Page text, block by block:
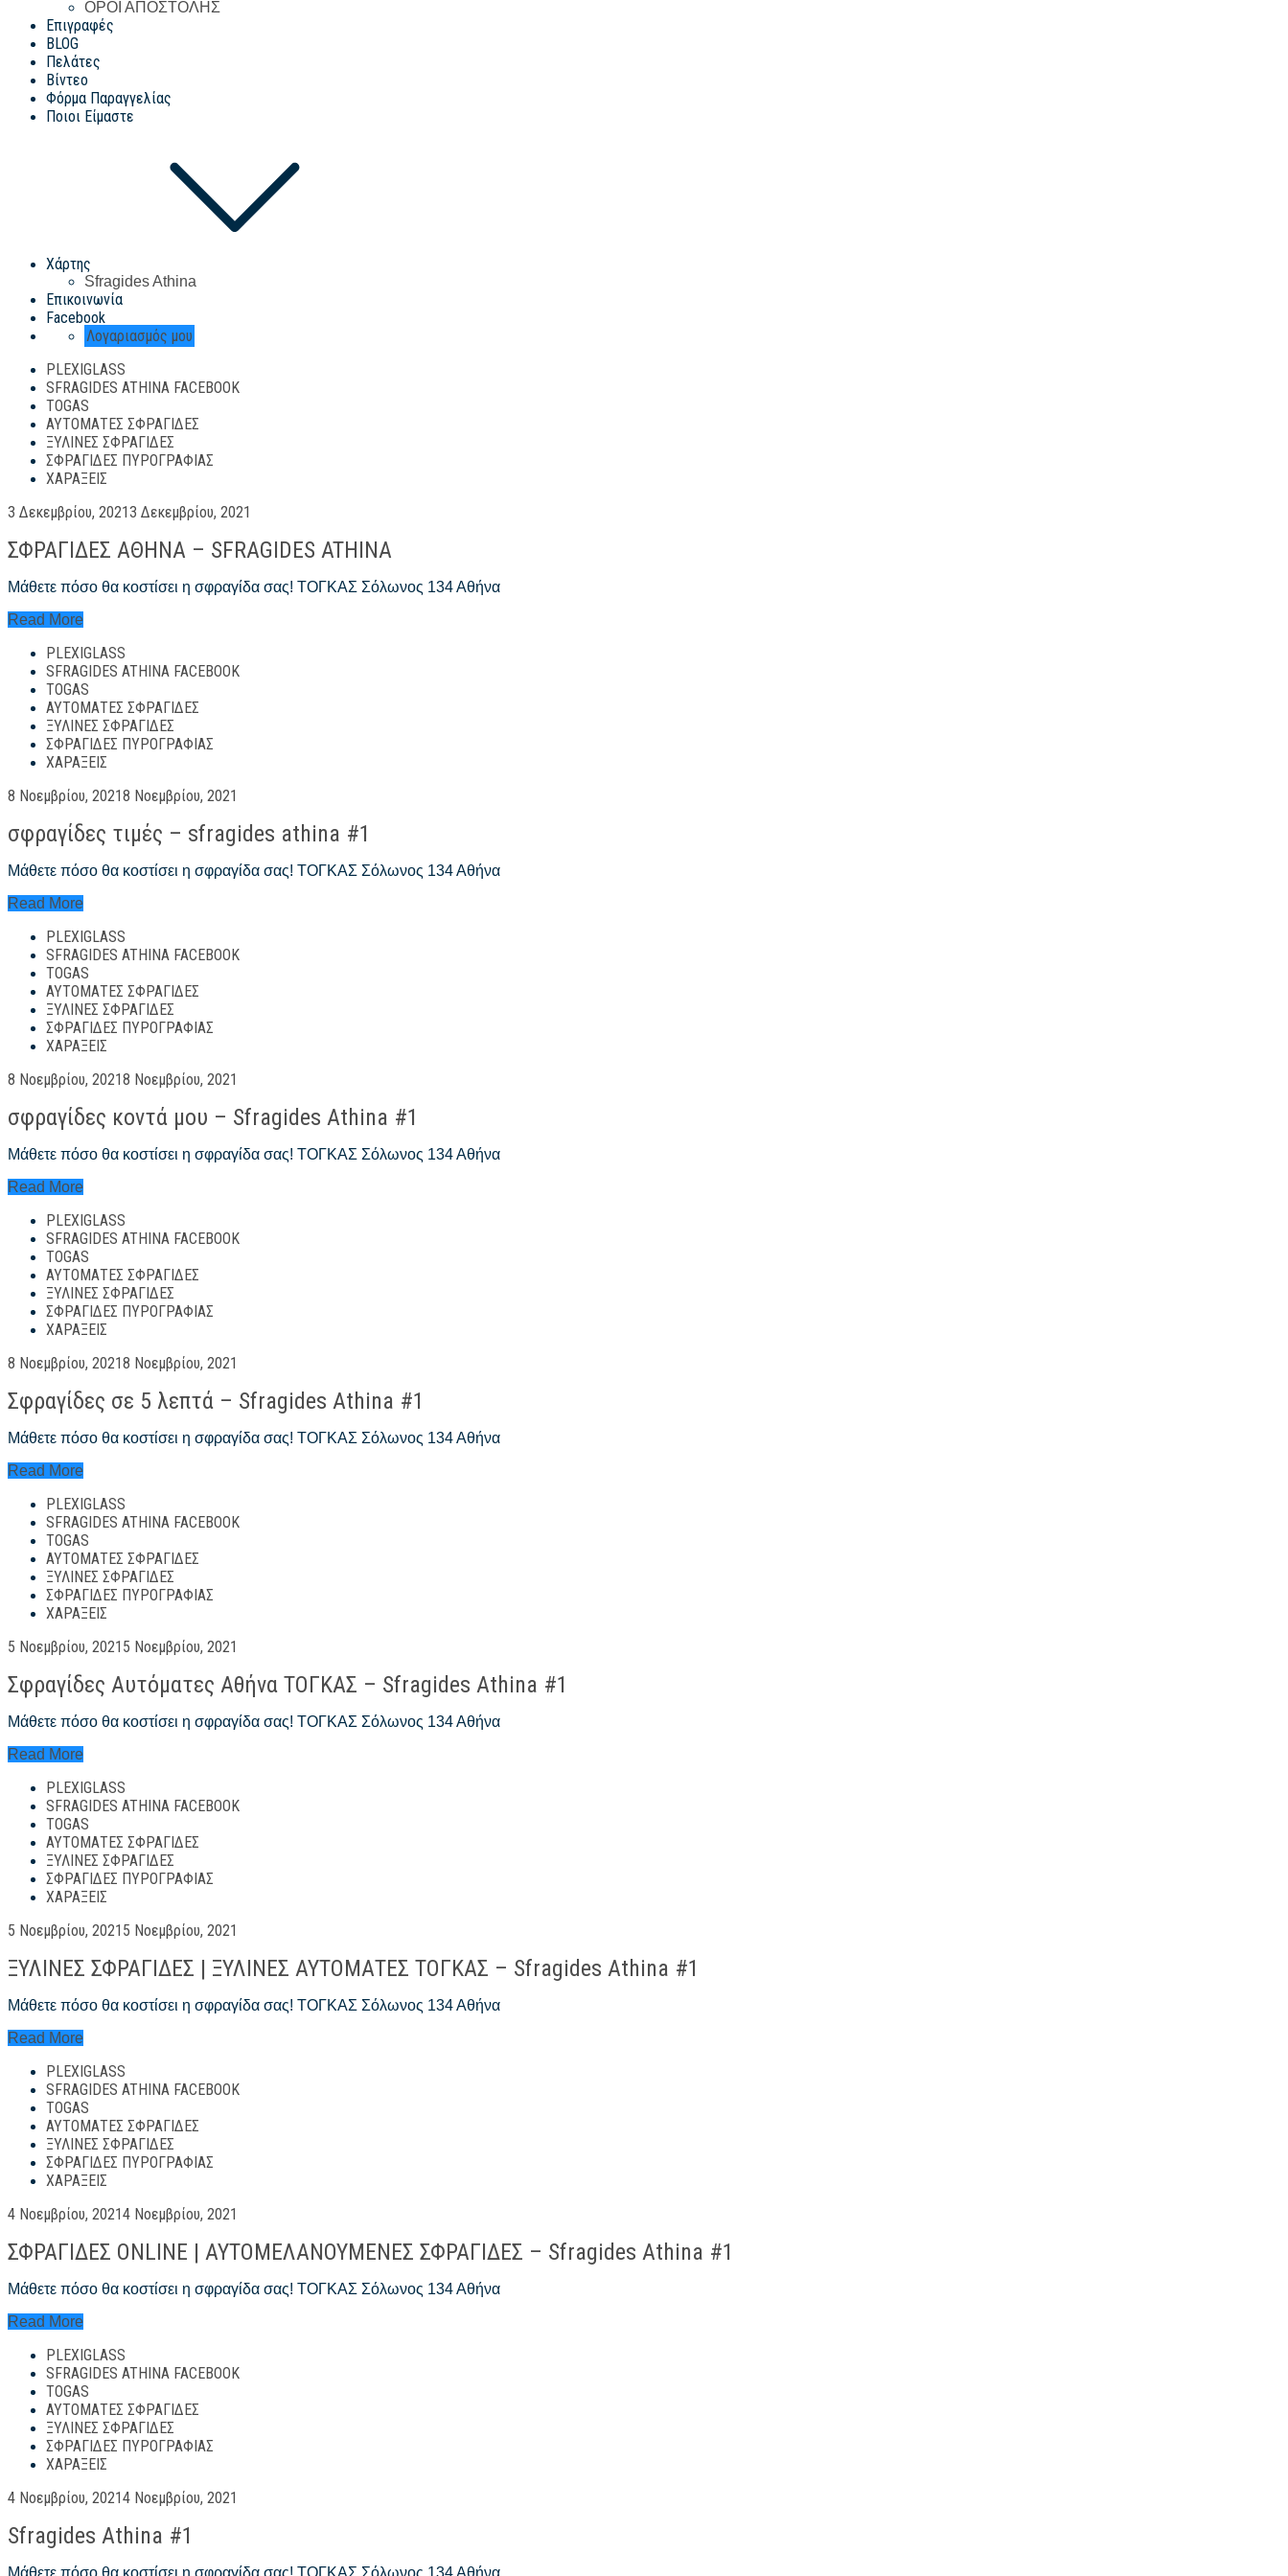
ΟΡΟΙ ΑΠΟΣΤΟΛΗΣ
Επιγραφές
BLOG
Πελάτες
Βίντεο
Φόρμα Παραγγελίας
Ποιοι Είμαστε
Χάρτης
Sfragides Athina
Επικοινωνία
Facebook
Λογαριασμός μου
PLEXIGLASS
SFRAGIDES ATHINA FACEBOOK
TOGAS
ΑΥΤΌΜΑΤΕΣ ΣΦΡΑΓΊΔΕΣ
ΞΎΛΙΝΕΣ ΣΦΡΑΓΊΔΕΣ
ΣΦΡΑΓΊΔΕΣ ΠΥΡΟΓΡΑΦΊΑΣ
ΧΑΡΆΞΕΙΣ
Posted
3 Δεκεμβρίου, 20213 Δεκεμβρίου, 2021
ΣΦΡΑΓΙΔΕΣ ΑΘΗΝΑ – SFRAGIDES ATHINA
Μάθετε πόσο θα κοστίσει η σφραγίδα σας! ΤΟΓΚΑΣ Σόλωνος 134 Αθήνα
ΣΦΡΑΓΙΔΕΣ
SFRAGIDES
ATHINA
Read More
PLEXIGLASS
SFRAGIDES ATHINA FACEBOOK
TOGAS
ΑΥΤΌΜΑΤΕΣ ΣΦΡΑΓΊΔΕΣ
ΞΎΛΙΝΕΣ ΣΦΡΑΓΊΔΕΣ
ΣΦΡΑΓΊΔΕΣ ΠΥΡΟΓΡΑΦΊΑΣ
ΧΑΡΆΞΕΙΣ
Posted
8 Νοεμβρίου, 20218 Νοεμβρίου, 2021
σφραγίδες τιμές – sfragides athina #1
Μάθετε πόσο θα κοστίσει η σφραγίδα σας! ΤΟΓΚΑΣ Σόλωνος 134 Αθήνα
σφραγίδες
sfragides
athina
Read More
PLEXIGLASS
SFRAGIDES ATHINA FACEBOOK
TOGAS
ΑΥΤΌΜΑΤΕΣ ΣΦΡΑΓΊΔΕΣ
ΞΎΛΙΝΕΣ ΣΦΡΑΓΊΔΕΣ
ΣΦΡΑΓΊΔΕΣ ΠΥΡΟΓΡΑΦΊΑΣ
ΧΑΡΆΞΕΙΣ
Posted
8 Νοεμβρίου, 20218 Νοεμβρίου, 2021
σφραγίδες κοντά μου – Sfragides Athina #1
Μάθετε πόσο θα κοστίσει η σφραγίδα σας! ΤΟΓΚΑΣ Σόλωνος 134 Αθήνα
σφραγίδες
μου
Sfragides
Athina
Read More
PLEXIGLASS
SFRAGIDES ATHINA FACEBOOK
TOGAS
ΑΥΤΌΜΑΤΕΣ ΣΦΡΑΓΊΔΕΣ
ΞΎΛΙΝΕΣ ΣΦΡΑΓΊΔΕΣ
ΣΦΡΑΓΊΔΕΣ ΠΥΡΟΓΡΑΦΊΑΣ
ΧΑΡΆΞΕΙΣ
Posted
8 Νοεμβρίου, 20218 Νοεμβρίου, 2021
Σφραγίδες σε 5 λεπτά – Sfragides Athina #1
Μάθετε πόσο θα κοστίσει η σφραγίδα σας! ΤΟΓΚΑΣ Σόλωνος 134 Αθήνα
Σφραγίδες
λεπτά
Sfragides
Athina
Read More
PLEXIGLASS
SFRAGIDES ATHINA FACEBOOK
TOGAS
ΑΥΤΌΜΑΤΕΣ ΣΦΡΑΓΊΔΕΣ
ΞΎΛΙΝΕΣ ΣΦΡΑΓΊΔΕΣ
ΣΦΡΑΓΊΔΕΣ ΠΥΡΟΓΡΑΦΊΑΣ
ΧΑΡΆΞΕΙΣ
Posted
5 Νοεμβρίου, 2021 5 Νοεμβρίου, 2021
Σφραγίδες Αυτόματες Αθήνα ΤΟΓΚΑΣ – Sfragides Athina #1
Μάθετε πόσο θα κοστίσει η σφραγίδα σας! ΤΟΓΚΑΣ Σόλωνος 134 Αθήνα
Σφραγίδες
Αθήνα
ΤΟΓΚΑΣ
Sfragides
Athina
Read More
PLEXIGLASS
SFRAGIDES ATHINA FACEBOOK
TOGAS
ΑΥΤΌΜΑΤΕΣ ΣΦΡΑΓΊΔΕΣ
ΞΎΛΙΝΕΣ ΣΦΡΑΓΊΔΕΣ
ΣΦΡΑΓΊΔΕΣ ΠΥΡΟΓΡΑΦΊΑΣ
ΧΑΡΆΞΕΙΣ
Posted
5 Νοεμβρίου, 2021 5 Νοεμβρίου, 2021
ΞΥΛΙΝΕΣ ΣΦΡΑΓΙΔΕΣ | ΞΥΛΙΝΕΣ ΑΥΤΟΜΑΤΕΣ ΤΟΓΚΑΣ – Sfragides Athina #1
Μάθετε πόσο θα κοστίσει η σφραγίδα σας! ΤΟΓΚΑΣ Σόλωνος 134 Αθήνα
ΞΥΛΙΝΕΣ
ΞΥΛΙΝΕΣ
ΑΥΤΟΜΑΤΕΣ
ΤΟΓΚΑΣ
Sfragides
Athina
Read More
PLEXIGLASS
SFRAGIDES ATHINA FACEBOOK
TOGAS
ΑΥΤΌΜΑΤΕΣ ΣΦΡΑΓΊΔΕΣ
ΞΎΛΙΝΕΣ ΣΦΡΑΓΊΔΕΣ
ΣΦΡΑΓΊΔΕΣ ΠΥΡΟΓΡΑΦΊΑΣ
ΧΑΡΆΞΕΙΣ
Posted
4 Νοεμβρίου, 20214 Νοεμβρίου, 2021
ΣΦΡΑΓΙΔΕΣ ONLINE | ΑΥΤΟΜΕΛΑΝΟΥΜΕΝΕΣ ΣΦΡΑΓΙΔΕΣ – Sfragides Athina #1
Μάθετε πόσο θα κοστίσει η σφραγίδα σας! ΤΟΓΚΑΣ Σόλωνος 134 Αθήνα
ΣΦΡΑΓΙΔΕΣ
ΑΥΤΟΜΕΛΑΝΟΥΜΕΝΕΣ
ΣΦΡΑΓΙΔΕΣ
Sfragides
Athina
Read More
PLEXIGLASS
SFRAGIDES ATHINA FACEBOOK
TOGAS
ΑΥΤΌΜΑΤΕΣ ΣΦΡΑΓΊΔΕΣ
ΞΎΛΙΝΕΣ ΣΦΡΑΓΊΔΕΣ
ΣΦΡΑΓΊΔΕΣ ΠΥΡΟΓΡΑΦΊΑΣ
ΧΑΡΆΞΕΙΣ
Posted
4 Νοεμβρίου, 20214 Νοεμβρίου, 2021
Sfragides Athina #1
Μάθετε πόσο θα κοστίσει η σφραγίδα σας! ΤΟΓΚΑΣ Σόλωνος 134 Αθήνα